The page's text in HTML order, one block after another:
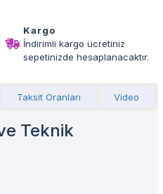
Kargo
İndirimli kargo ücretiniz
sepetinizde hesaplanacaktır.
Taksit Oranları Video
Teknik